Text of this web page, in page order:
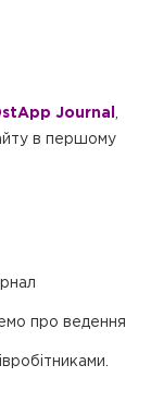
Journal
в першому
про ведення